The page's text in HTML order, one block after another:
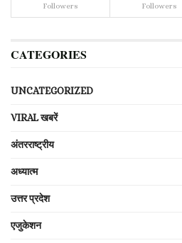
Followers Followers
CATEGORIES
UNCATEGORIZED
VIRAL खबरें
अंतरराष्ट्रीय
अध्यात्म
उत्तर प्रदेश
एजुकेशन